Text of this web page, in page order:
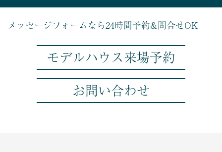
メッセージフォームなら24時間予約&問合せOK
モデルハウス来場予約
お問い合わせ